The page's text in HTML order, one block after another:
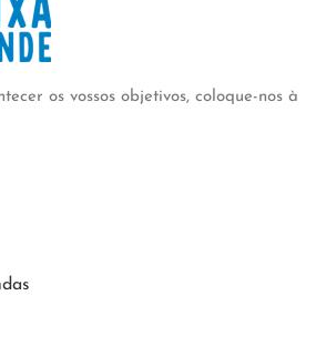
os vossos objetivos, coloque-nos à